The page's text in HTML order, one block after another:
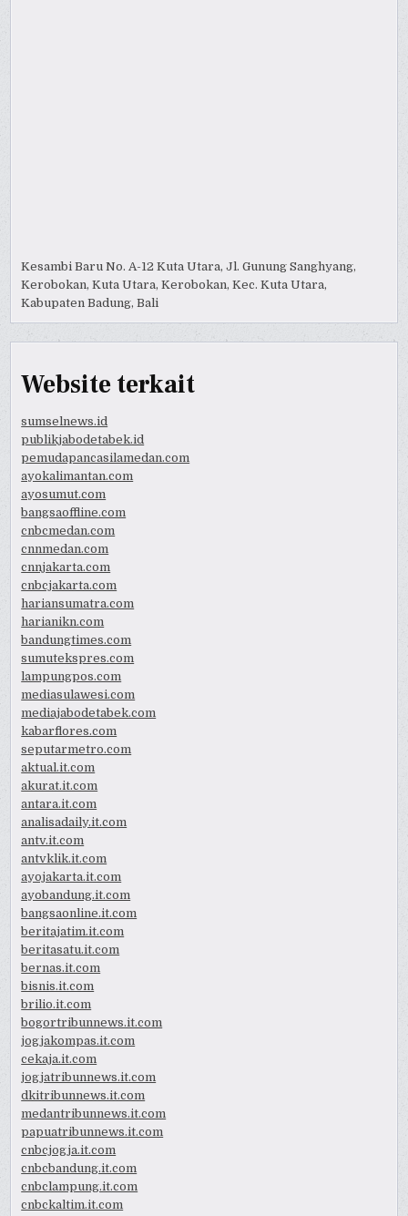
Kesambi Baru No. A-12 Kuta Utara, Jl. Gunung Sanghyang,
Kerobokan, Kuta Utara, Kerobokan, Kec. Kuta Utara,
Kabupaten Badung, Bali
Website terkait
sumselnews.id
publikjabodetabek.id
pemudapancasilamedan.com
ayokalimantan.com
ayosumut.com
bangsaoffline.com
cnbcmedan.com
cnnmedan.com
cnnjakarta.com
cnbcjakarta.com
hariansumatra.com
harianikn.com
bandungtimes.com
sumutekspres.com
lampungpos.com
mediasulawesi.com
mediajabodetabek.com
kabarflores.com
seputarmetro.com
aktual.it.com
akurat.it.com
antara.it.com
analisadaily.it.com
antv.it.com
antvklik.it.com
ayojakarta.it.com
ayobandung.it.com
bangsaonline.it.com
beritajatim.it.com
beritasatu.it.com
bernas.it.com
bisnis.it.com
brilio.it.com
bogortribunnews.it.com
jogjakompas.it.com
cekaja.it.com
jogjatribunnews.it.com
dkitribunnews.it.com
medantribunnews.it.com
papuatribunnews.it.com
cnbcjogja.it.com
cnbcbandung.it.com
cnbclampung.it.com
cnbckaltim.it.com